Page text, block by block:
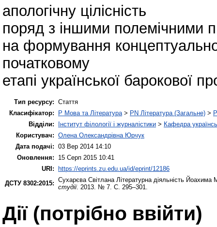
апологічну цілісність
поряд з іншими полемічними
на формування
початковому
етапі української барокової
Тип ресурсу: Стаття
Класифікатор:
P Мова та Література > PN Література (Загальне) >
Відділи:
Інститут філології і журналістики > Кафедра
Користувач: Олена Олександрівна Юрчук
Дата подачі: 03 Вер 2014 14:10
Оновлення:
15 Серп 2015 10:41
URI: https://eprints.zu.edu.ua/id/eprint/12186
ДСТУ 8302:2015: Сухарєва Світлана Літературна діяльність Йоахима
студії. 2013. № 7. С. 295–301.
Дії ​​(потрібно ввійти)